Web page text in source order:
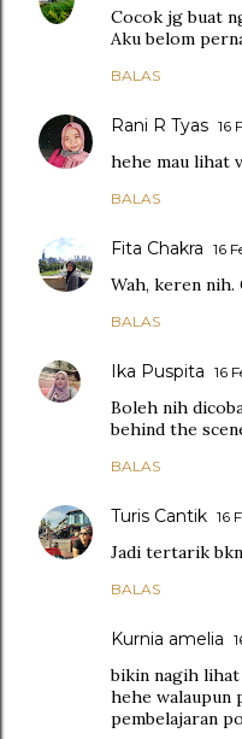
Cocok jg buat
Aku belom
BALAS
Rani R Tyas 16
hehe mau lihat
BALAS
Fita Chakra 16
Wah, keren
BALAS
Ika Puspita 16
Boleh nih
behind the
BALAS
Turis Cantik 16
Jadi tertarik
BALAS
Kurnia amelia
bikin nagih
hehe walaupun
pembelajaran